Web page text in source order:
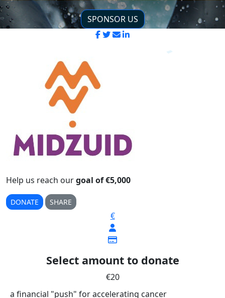
SPONSOR US
Help us reach ourgoal of €5,000
DONATE SHARE
€
Select amount to donate
€20
a financial "push" for accelerating cancer